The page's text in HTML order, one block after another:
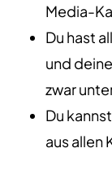
Media-
Du hast
und
zwar
Du
aus allen